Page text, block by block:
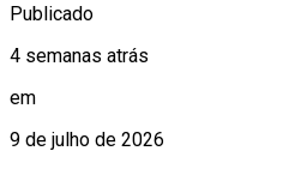
Publicado
4 semanas atrás
em
9 de julho de 2026